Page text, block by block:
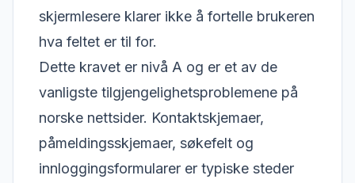
skjermlesere klarer ikke å fortelle brukeren
hva feltet er til for.
Dette kravet er nivå A og er et av de
vanligste tilgjengelighetsproblemene på
norske nettsider. Kontaktskjemaer,
påmeldingsskjemaer, søkefelt og
innloggingsformularer er typiske steder